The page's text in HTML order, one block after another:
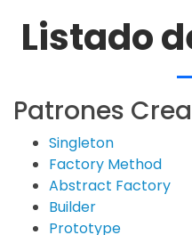
Listado
Patrones
Singleton
Factory Method
Abstract Factory
Builder
Prototype